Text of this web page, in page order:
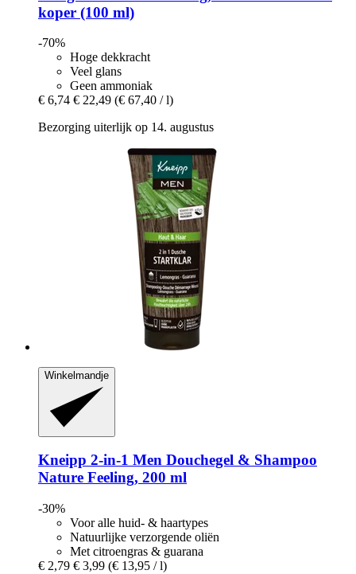
koper (100 ml)
-70%
Hoge dekkracht
Veel glans
Geen ammoniak
€ 6,74 € 22,49 (€ 67,40 / l)
Bezorging uiterlijk op 14. augustus
Winkelmandje
Kneipp 2-​in-​1 Men Douchegel & Shampoo
Nature Feeling, 200 ml
-30%
Voor alle huid- & haartypes
Natuurlijke verzorgende oliën
Met citroengras & guarana
€ 2,79 € 3,99 (€ 13,95 / l)